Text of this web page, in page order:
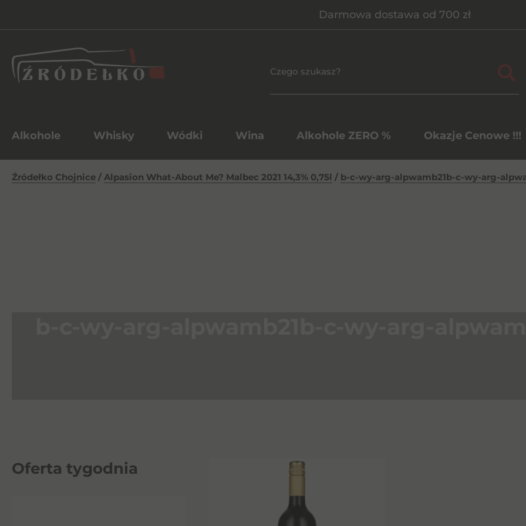
Darmowa dostawa od 700 zł
Alkohole Whisky Wódki Wina Alkohole ZERO % Okazje Cenowe !!!
Źródełko Chojnice / Alpasion What-About Me? Malbec 2021 14,3% 0,75l / b-c-wy-arg-alpwamb21b-c-wy-arg-
Oferta tygodnia